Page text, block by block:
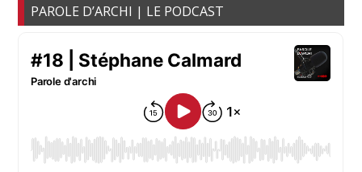
PAROLE D’ARCHI | LE PODCAST